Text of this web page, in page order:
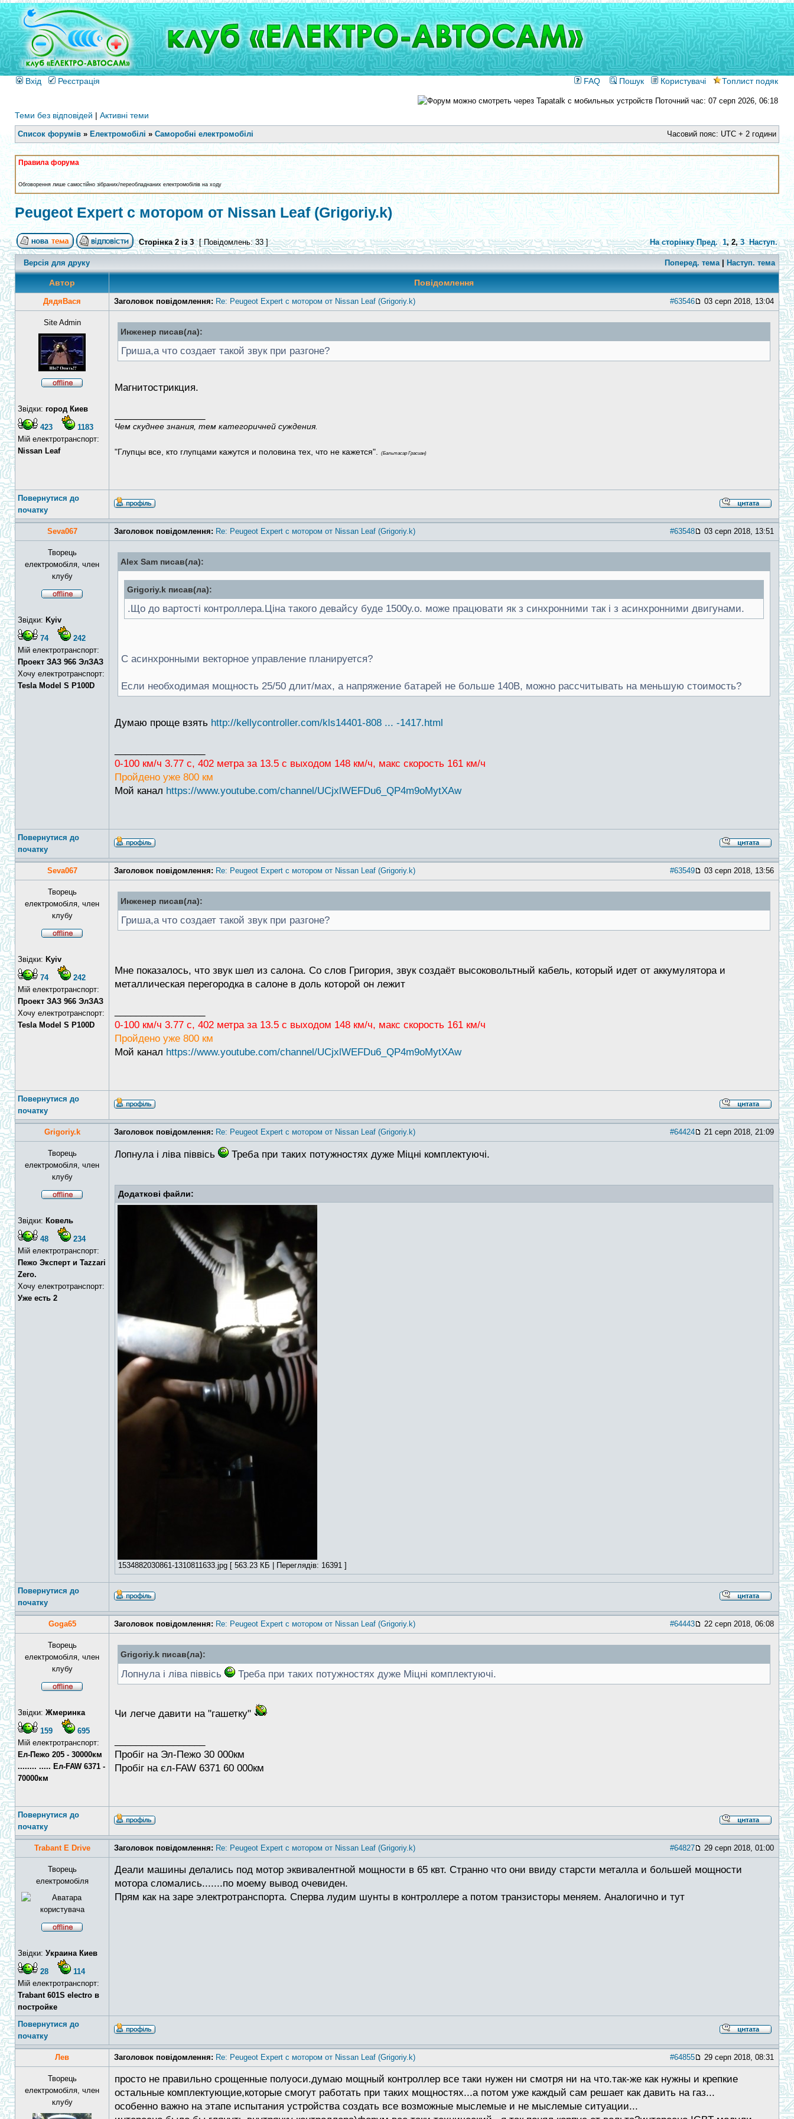
Вхід Реєстрація FAQ Пошук Користувачі Топлист подяк
Поточний час: 07 серп 2026, 06:18
Теми без відповідей | Активні теми
Список форумів » Електромобілі » Саморобні електромобілі Часовий пояс: UTC + 2 години
Правила форума
Обговорення лише самостійно зібраних/переобладнаних електромобілів на ходу
Peugeot Expert с мотором от Nissan Leaf (Grigoriy.k)
Сторінка2із3 [ Повідомлень: 33 ] На сторінку Пред. 1,2,3 Наступ.
Версія для друку Поперед. тема| Наступ. тема
Автор Повідомлення
ДядяВася Заголовок повідомлення: Re: Peugeot Expert с мотором от Nissan Leaf (Grigoriy.k) #63546 03 серп 2018, 13:04
Site Admin
Звідки: город Киев
423
1183
Мій електротранспорт:
Nissan Leaf
Инженер писав(ла):
Гриша,а что создает такой звук при разгоне?
Магнитострикция.
Чем скуднее знания, тем категоричней суждения.
"Глупцы все, кто глупцами кажутся и половина тех, что не кажется". (Бальтасар Грасиан)
Повернутися до
початку
Seva067 Заголовок повідомлення: Re: Peugeot Expert с мотором от Nissan Leaf (Grigoriy.k) #63548 03 серп 2018, 13:51
Творець
електромобіля, член
клубу
Звідки: Kyiv
74
242
Мій електротранспорт:
Проект ЗАЗ 966 ЭлЗАЗ
Хочу електротранспорт:
Tesla Model S P100D
Alex Sam писав(ла):
Grigoriy.k писав(ла):
.Що до вартості контроллера.Ціна такого девайсу буде 1500у.о. може працювати як з синхронними так і з асинхронними двигунами.
С асинхронными векторное управление планируется?
Если необходимая мощность 25/50 длит/мах, а напряжение батарей не больше 140В, можно рассчитывать на меньшую стоимость?
Думаю проще взять http://kellycontroller.com/kls14401-808 ... -1417.html
0-100 км/ч 3.77 с, 402 метра за 13.5 с выходом 148 км/ч, макс скорость 161 км/ч
Пройдено уже 800 км
Мой канал https://www.youtube.com/channel/UCjxlWEFDu6_QP4m9oMytXAw
Повернутися до
початку
Seva067 Заголовок повідомлення: Re: Peugeot Expert с мотором от Nissan Leaf (Grigoriy.k) #63549 03 серп 2018, 13:56
Творець
електромобіля, член
клубу
Звідки: Kyiv
74
242
Мій електротранспорт:
Проект ЗАЗ 966 ЭлЗАЗ
Хочу електротранспорт:
Tesla Model S P100D
Инженер писав(ла):
Гриша,а что создает такой звук при разгоне?
Мне показалось, что звук шел из салона. Со слов Григория, звук создаёт высоковольтный кабель, который идет от аккумулятора и
металлическая перегородка в салоне в доль которой он лежит
0-100 км/ч 3.77 с, 402 метра за 13.5 с выходом 148 км/ч, макс скорость 161 км/ч
Пройдено уже 800 км
Мой канал https://www.youtube.com/channel/UCjxlWEFDu6_QP4m9oMytXAw
Повернутися до
початку
Grigoriy.k Заголовок повідомлення: Re: Peugeot Expert с мотором от Nissan Leaf (Grigoriy.k) #64424 21 серп 2018, 21:09
Творець
електромобіля, член
клубу
Звідки: Ковель
48
234
Мій електротранспорт:
Пежо Эксперт и Tazzari
Zero.
Хочу електротранспорт:
Уже есть 2
Лопнула і ліва піввісь Треба при таких потужностях дуже Міцні комплектуючі.
Додаткові файли:
1534882030861-1310811633.jpg [ 563.23 КБ | Переглядів: 16391 ]
Повернутися до
початку
Goga65 Заголовок повідомлення: Re: Peugeot Expert с мотором от Nissan Leaf (Grigoriy.k) #64443 22 серп 2018, 06:08
Творець
електромобіля, член
клубу
Звідки: Жмеринка
159
695
Мій електротранспорт:
Ел-Пежо 205 - 30000км
........ ..... Ел-FAW 6371 -
70000км
Grigoriy.k писав(ла):
Лопнула і ліва піввісь Треба при таких потужностях дуже Міцні комплектуючі.
Чи легче давити на "гашетку"
Пробіг на Эл-Пежо 30 000км
Пробіг на єл-FAW 6371 60 000км
Повернутися до
початку
Trabant E Drive Заголовок повідомлення: Re: Peugeot Expert с мотором от Nissan Leaf (Grigoriy.k) #64827 29 серп 2018, 01:00
Творець
електромобіля
Звідки: Украина Киев
28
114
Мій електротранспорт:
Trabant 601S electro в
постройке
Деали машины делались под мотор эквивалентной мощности в 65 квт. Странно что они ввиду старсти металла и большей мощности
мотора сломались.......по моему вывод очевиден.
Прям как на заре электротранспорта. Сперва лудим шунты в контроллере а потом транзисторы меняем. Аналогично и тут
Повернутися до
початку
Лев Заголовок повідомлення: Re: Peugeot Expert с мотором от Nissan Leaf (Grigoriy.k) #64855 29 серп 2018, 08:31
Творець
електромобіля, член
клубу
просто не правильно срощенные полуоси.думаю мощный контроллер все таки нужен ни смотря ни на что.так-же как нужны и крепкие
остальные комплектующие,которые смогут работать при таких мощностях...а потом уже каждый сам решает как давить на газ...
особенно важно на этапе испытания устройства создать все возможные мыслемые и не мыслемые ситуации...